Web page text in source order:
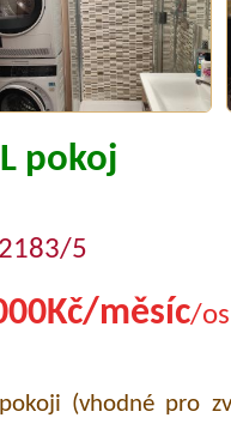
pokoj
5
měsíc/
(vhodné pro